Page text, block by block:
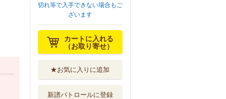
切れ等で入手できない場合もご
ざいます
カートに入れる
（お取り寄せ）
★お気に入りに追加
新譜パトロールに登録